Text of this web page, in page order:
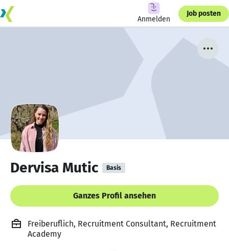
Anmelden
Job posten
Dervisa Mutic Basis
Ganzes Profil ansehen
Freiberuflich, Recruitment Consultant, Recruitment
Academy